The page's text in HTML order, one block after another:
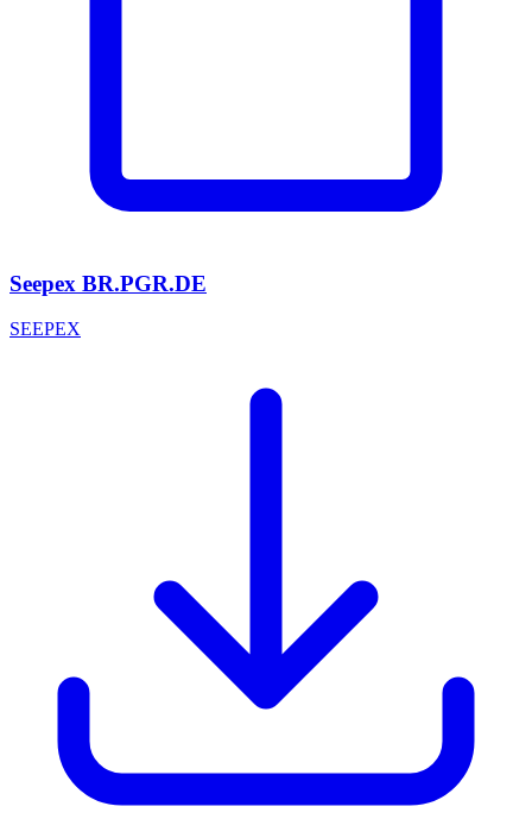
Seepex BR.PGR.DE
SEEPEX